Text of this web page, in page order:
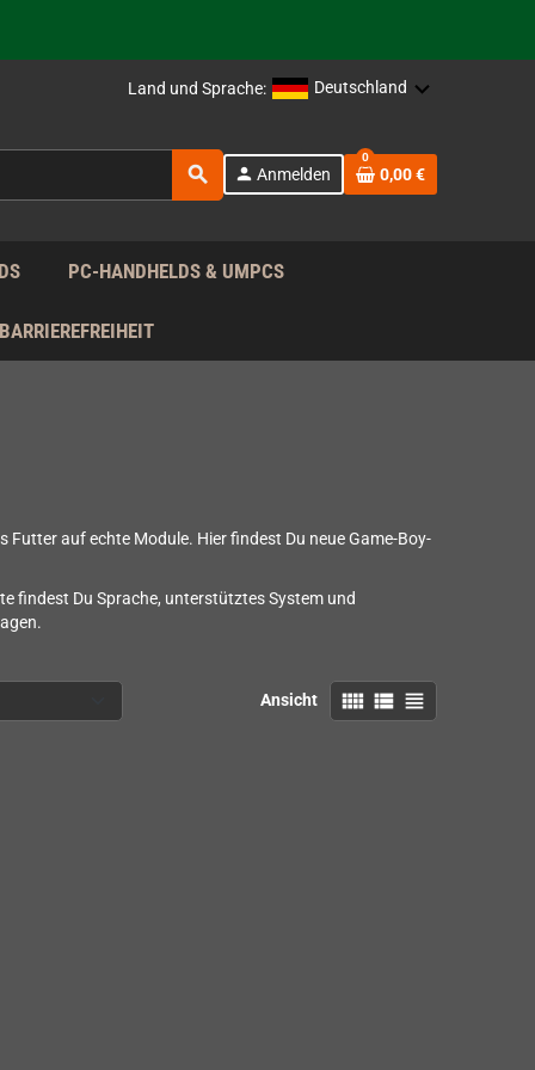
Land und Sprache: Deutschland
search person Anmelden
0
0,00 €
PC-HANDHELDS & UMPCS
auf echte Module. Hier findest Du neue Game-Boy-
findest Du Sprache, unterstütztes System und
Ansicht view_comfy view_list view_headline